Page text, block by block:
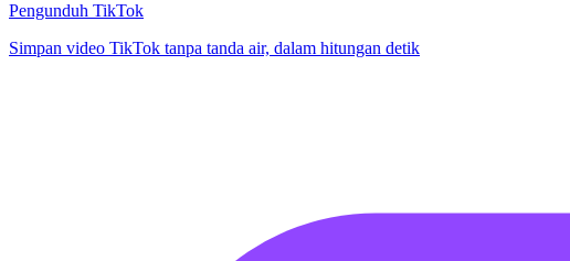
Pengunduh TikTok
Simpan video TikTok tanpa tanda air, dalam hitungan detik